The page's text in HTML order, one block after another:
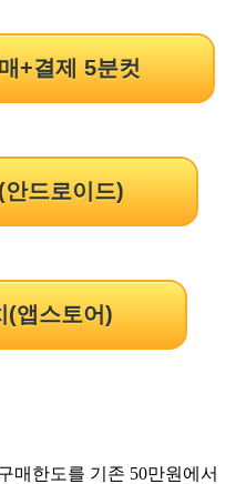
+결제 5분컷
드로이드)
(앱스토어)
매한도를 기존 50만원에서